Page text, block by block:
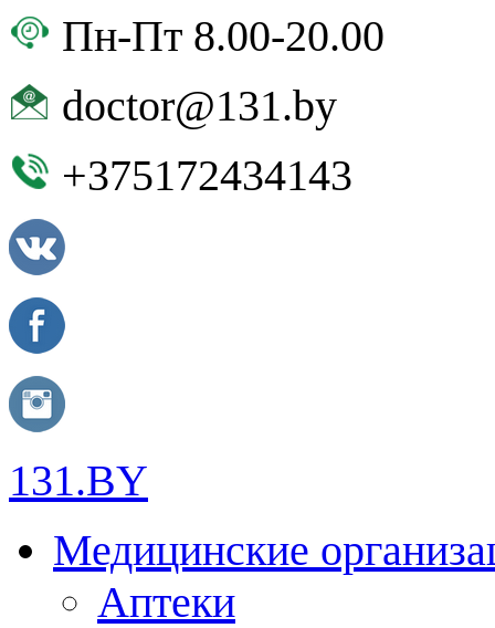
Пн-Пт 8.00-20.00
doctor@131.by
+375172434143
131.BY
Медицинские
Аптеки